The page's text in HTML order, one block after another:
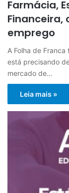
Farmácia,
Financeira,
emprego
A Folha de
está precisando
mercado de…
Leia mais »